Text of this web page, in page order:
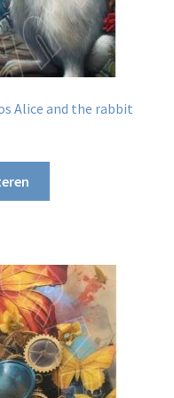
Alice and the rabbit
Deze
optie
kan
gekozen
worden
op